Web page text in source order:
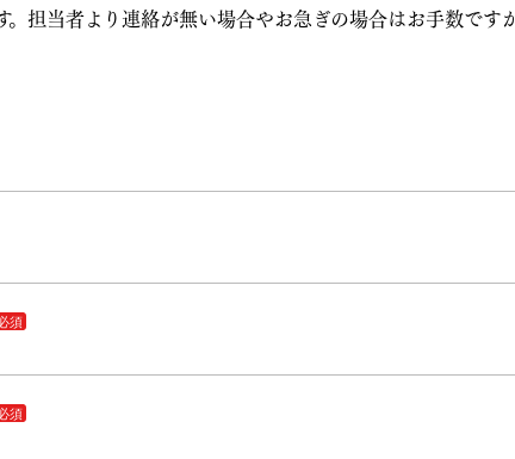
。担当者より連絡が無い場合やお急ぎの場合はお手数です